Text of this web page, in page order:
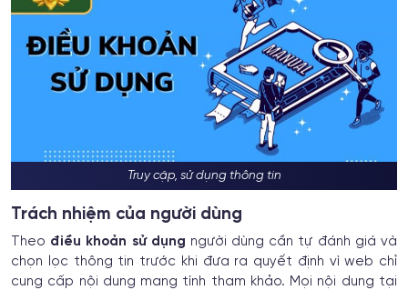
Truy cập, sử dụng thông tin
Trách nhiệm của người dùng
Theo điều khoản sử dụng người dùng cần tự đánh giá và
chọn lọc thông tin trước khi đưa ra quyết định vì web chỉ
cung cấp nội dung mang tính tham khảo. Mọi nội dung tại